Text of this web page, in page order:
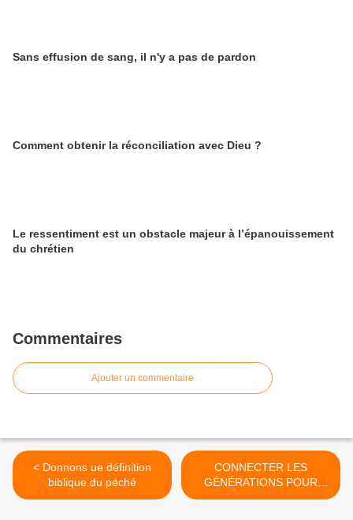
Sans effusion de sang, il n'y a pas de pardon
Comment obtenir la réconciliation avec Dieu ?
Le ressentiment est un obstacle majeur à l’épanouissement
du chrétien
Commentaires
Ajouter un commentaire
< Donnons ue définition
biblique du péché
CONNECTER LES
GÉNÉRATIONS POUR
ÉTABLIR LE ROYAUME DE